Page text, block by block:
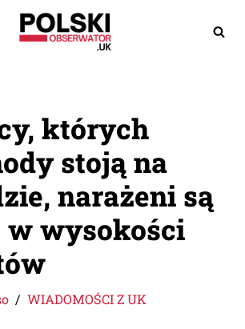
których
stoją na
narażeni są
w wysokości
WIADOMOŚCI Z UK